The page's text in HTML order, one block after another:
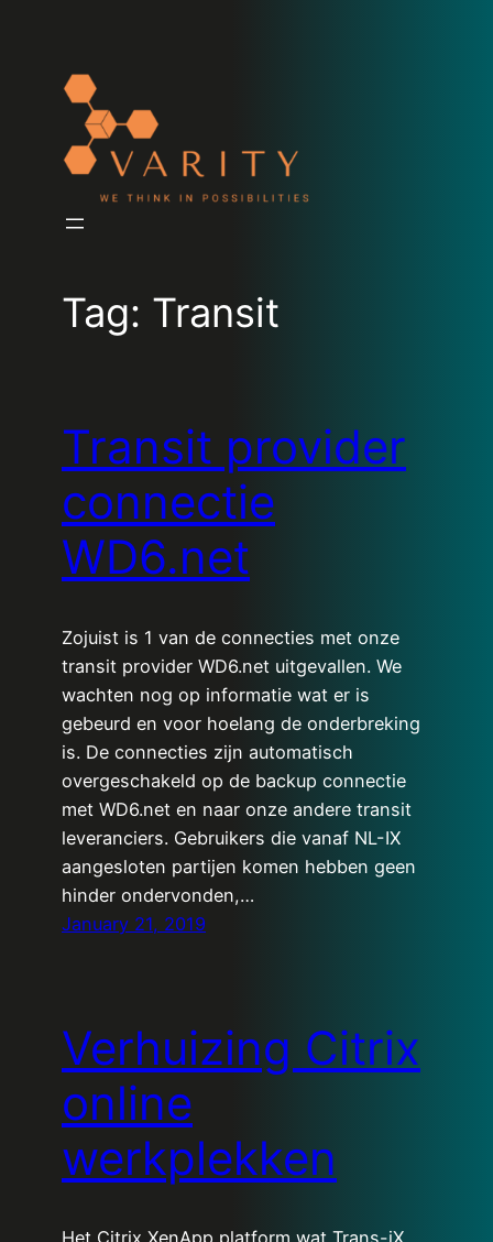
Tag: Transit
Transit provider
connectie
WD6.net
Zojuist is 1 van de connecties met onze
transit provider WD6.net uitgevallen. We
wachten nog op informatie wat er is
gebeurd en voor hoelang de onderbreking
is. De connecties zijn automatisch
overgeschakeld op de backup connectie
met WD6.net en naar onze andere transit
leveranciers. Gebruikers die vanaf NL-IX
aangesloten partijen komen hebben geen
hinder ondervonden,…
January 21, 2019
Verhuizing Citrix
online
werkplekken